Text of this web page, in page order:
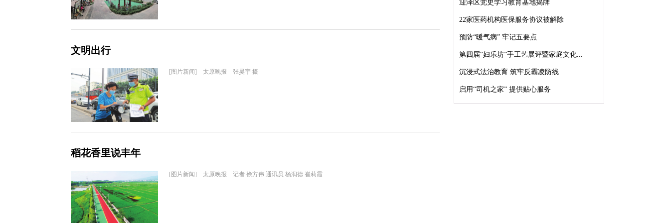
文明出行
[图片新闻] 太原晚报 张昊宇 摄
稻花香里说丰年
[图片新闻] 太原晚报 记者 徐方伟 通讯员 杨润德 崔莉霞
迎泽区党史学习教育基地揭牌
22家医药机构医保服务协议被解除
预防“暖气病” 牢记五要点
第四届“妇乐坊”手工艺展评暨家庭文化...
沉浸式法治教育 筑牢反霸凌防线
启用“司机之家” 提供贴心服务